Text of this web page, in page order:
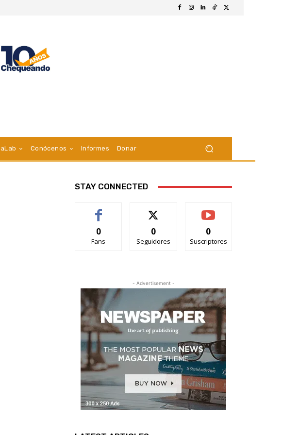
Conócenos Informes Donar
STAY CONNECTED
0
Fans
0
Seguidores
0
Suscriptores
- Advertisement -